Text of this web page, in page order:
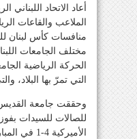
أعاد الاتحاد
الملاعب والقاعات
منافسات كأس لبنان
مختلف الجامعات
الحركة الرياضية
التي تمرّ بها
وحققت جامعة
للصالات للسيدات
الأميركية